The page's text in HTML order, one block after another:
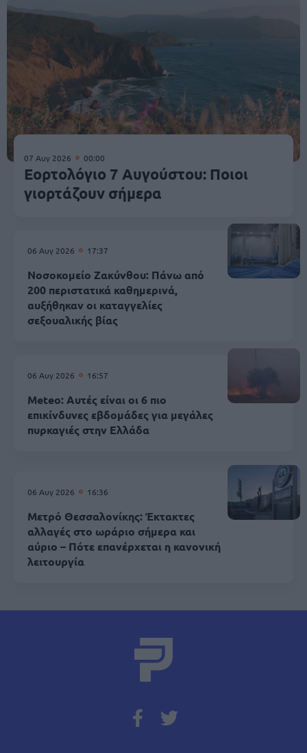
07 Αυγ 2026 00:00
Εορτολόγιο 7 Αυγούστου: Ποιοι
γιορτάζουν σήμερα
06 Αυγ 2026 17:37
Νοσοκομείο Ζακύνθου: Πάνω από
200 περιστατικά καθημερινά,
αυξήθηκαν οι καταγγελίες
σεξουαλικής βίας
06 Αυγ 2026 16:57
Meteo: Αυτές είναι οι 6 πιο
επικίνδυνες εβδομάδες για μεγάλες
πυρκαγιές στην Ελλάδα
06 Αυγ 2026 16:36
Μετρό Θεσσαλονίκης: Έκτακτες
αλλαγές στο ωράριο σήμερα και
αύριο – Πότε επανέρχεται η κανονική
λειτουργία